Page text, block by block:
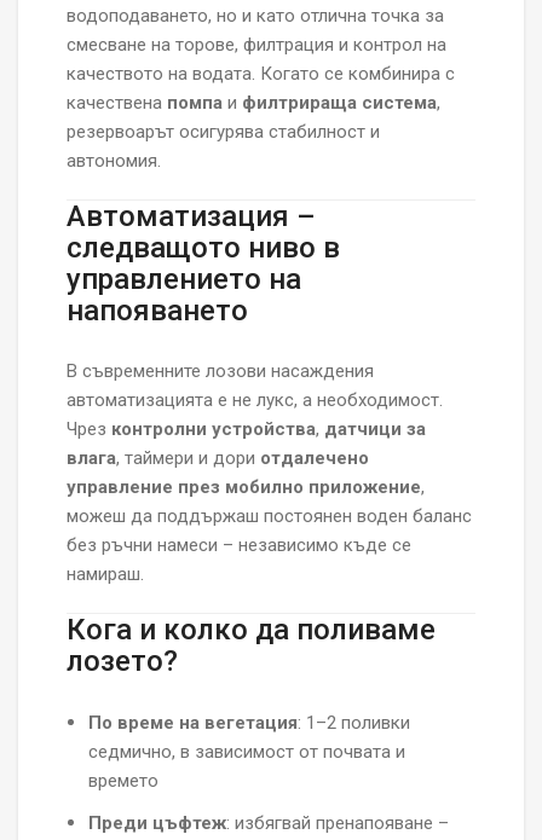
водоподаването, но и като отлична точка за
смесване на торове, филтрация и контрол на
качеството на водата. Когато се комбинира с
качествена помпа и филтрираща система,
резервоарът осигурява стабилност и
автономия.
Автоматизация –
следващото ниво в
управлението на
напояването
В съвременните лозови насаждения
автоматизацията е не лукс, а необходимост.
Чрез контролни устройства, датчици за
влага, таймери и дори отдалечено
управление през мобилно приложение,
можеш да поддържаш постоянен воден баланс
без ръчни намеси – независимо къде се
намираш.
Кога и колко да поливаме
лозето?
По време на вегетация: 1–2 поливки
седмично, в зависимост от почвата и
времето
Преди цъфтеж: избягвай пренапояване –